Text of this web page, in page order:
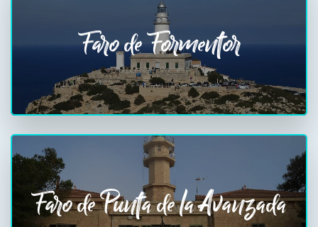
Faro de Formentor
Faro de Punta de la Avanzada